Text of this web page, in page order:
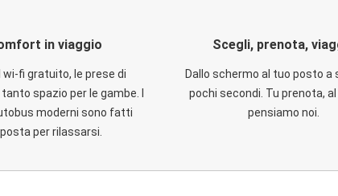
in viaggio
wi-fi gratuito, le prese di
spazio per le gambe. I
moderni sono fatti
per rilassarsi.
Scegli, prenota,
Dallo schermo al tuo posto a
pochi secondi. Tu prenota,
pensiamo noi.